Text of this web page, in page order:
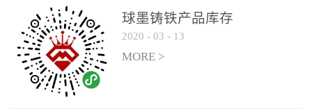
球墨铸铁产品库存
2020 - 03 - 13
MORE >